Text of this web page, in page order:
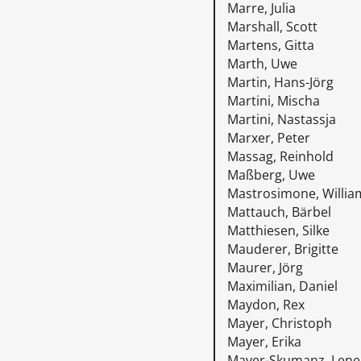
Marre, Julia
Marshall, Scott
Martens, Gitta
Marth, Uwe
Martin, Hans-Jörg
Martini, Mischa
Martini, Nastassja
Marxer, Peter
Massag, Reinhold
Maßberg, Uwe
Mastrosimone,
Mattauch, Bärbel
Matthiesen, Silke
Mauderer, Brigitte
Maurer, Jörg
Maximilian, Daniel
Maydon, Rex
Mayer, Christoph
Mayer, Erika